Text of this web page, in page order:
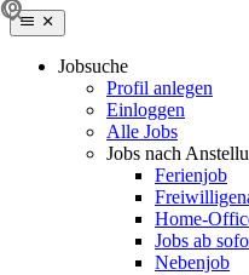
Jobsuche
Profil anlegen
Einloggen
Alle Jobs
Jobs nach
Ferienjob
Home-
Jobs ab
Nebenjob